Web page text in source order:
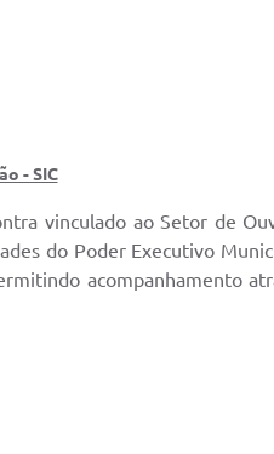
- SIC
vinculado ao Setor de
do Poder Executivo
acompanhamento